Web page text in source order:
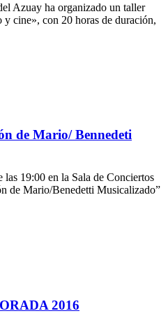
Azuay ha organizado un taller
cine», con 20 horas de duración,
de Mario/ Bennedeti
19:00 en la Sala de Conciertos
de Mario/Benedetti Musicalizado”
2016